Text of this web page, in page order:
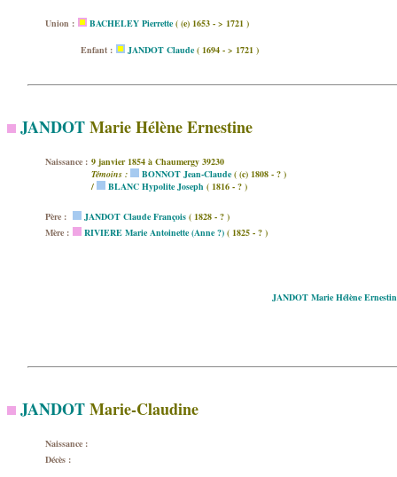
Union : BACHELEY Pierrette ( (e) 1653 - > 1721 )
Enfant : JANDOT Claude ( 1694 - > 1721 )
JANDOTMarie Hélène Ernestine
Naissance : 9 janvier 1854 à Chaumergy 39230
Témoins :
BONNOT Jean-Claude ( (c) 1808 - ? )
/
BLANC Hypolite Joseph ( 1816 - ? )
Père : JANDOT Claude François ( 1828 - ? )
Mère :
RIVIERE Marie Antoinette (Anne ?) ( 1825 - ? )
JANDOT Marie Hélène
JANDOTMarie-Claudine
Naissance :
Décès :